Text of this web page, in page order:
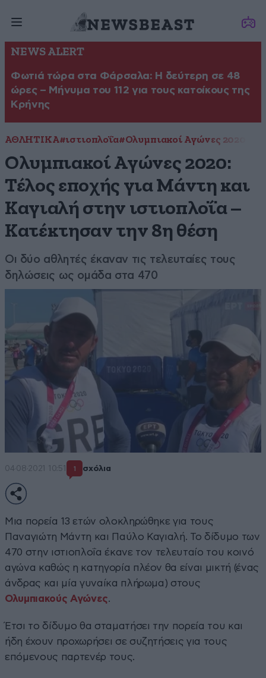
NEWS ALERT
Φωτιά τώρα στα Φάρσαλα: Η δεύτερη σε 48
ώρες – Μήνυμα του 112 για τους κατοίκους της
Κρήνης
ΑΘΛΗΤΙΚΑ#ιστιοπλοΐα#Ολυμπιακοί Αγώνες 2020
Ολυμπιακοί Αγώνες 2020:
Τέλος εποχής για Μάντη και
Καγιαλή στην ιστιοπλοΐα –
Κατέκτησαν την 8η θέση
Οι δύο αθλητές έκαναν τις τελευταίες τους
δηλώσεις ως ομάδα στα 470
04·08·2021 10:51 1 σχόλια
Μια πορεία 13 ετών ολοκληρώθηκε για τους
Παναγιώτη Μάντη και Παύλο Καγιαλή. Το δίδυμο των
470 στην ιστιοπλοΐα έκανε τον τελευταίο του κοινό
αγώνα καθώς η κατηγορία πλέον θα είναι μικτή (ένας
άνδρας και μία γυναίκα πλήρωμα) στους
Ολυμπιακούς Αγώνες.
Έτσι το δίδυμο θα σταματήσει την πορεία του και
ήδη έχουν προχωρήσει σε συζητήσεις για τους
επόμενους παρτενέρ τους.